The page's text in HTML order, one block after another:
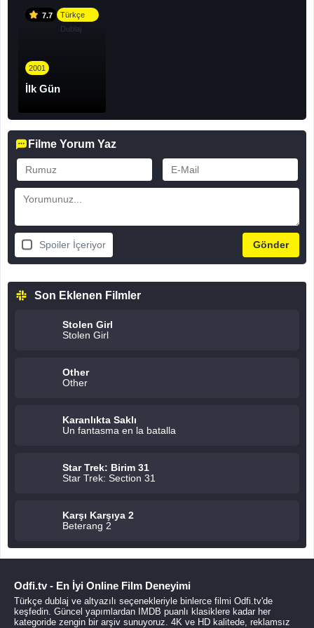
7.7
Türkçe
Dublaj
2001
İlk Gün
Filme Yorum Yaz
Spoiler İçeriyor
Son Eklenen Filmler
Stolen Girl
Stolen Girl
Other
Other
Karanlıkta Saklı
Un fantasma en la batalla
Star Trek: Birim 31
Star Trek: Section 31
Karşı Karşıya 2
Beterang 2
Odfi.tv - En İyi Online Film Deneyimi
Türkçe dublaj ve altyazılı seçenekleriyle binlerce filmi Odfi.tv'de
keşfedin. Güncel yapımlardan IMDB puanlı klasiklere kadar her
kategoride zengin bir arşiv sunuyoruz. 4K ve HD kalitede, reklamsız